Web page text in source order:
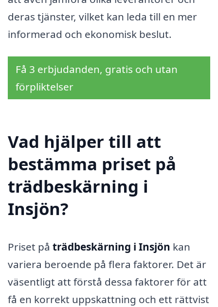
deras tjänster, vilket kan leda till en mer
informerad och ekonomisk beslut.
Få 3 erbjudanden, gratis och utan
förpliktelser
Vad hjälper till att
bestämma priset på
trädbeskärning i
Insjön?
Priset på trädbeskärning i Insjön kan
variera beroende på flera faktorer. Det är
väsentligt att förstå dessa faktorer för att
få en korrekt uppskattning och ett rättvist